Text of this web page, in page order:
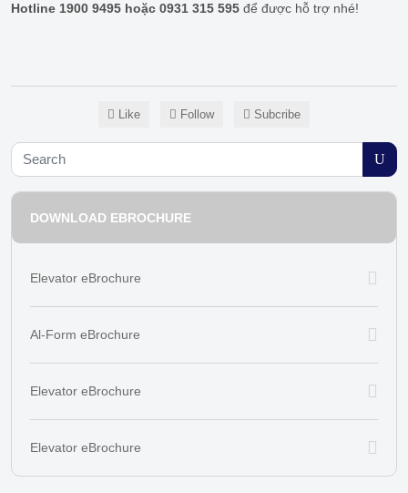
Hotline 1900 9495 hoặc 0931 315 595 để được hỗ trợ nhé!
Like Follow Subcribe
DOWNLOAD EBROCHURE
Elevator eBrochure
Al-Form eBrochure
Elevator eBrochure
Elevator eBrochure